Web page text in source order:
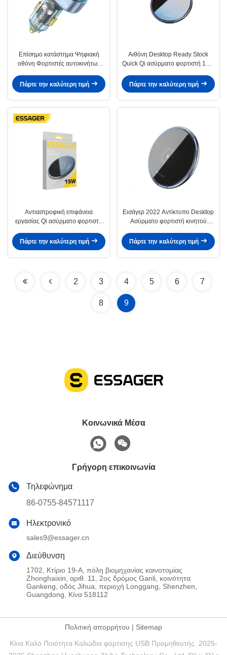
Επίσημο κατάστημα Ψηφιακή
οθόνη Φορτιστές αυτοκινήτων
USB-A
Πάρτε την καλύτερη τιμή
Αιθόνη Desktop Ready Stock
Quick Qi ασύρματο φορτιστή 15W
Πάρτε την καλύτερη τιμή
Αντιαστροφική επιφάνεια
εργασίας Qi ασύρματο φορτιστή
καλώδιο τύπου-C
Πάρτε την καλύτερη τιμή
Εισάγερ 2022 Αντίκτυπο Desktop
Ασύρματο φορτιστή κινητού
φορτιστή 10W
Πάρτε την καλύτερη τιμή
2 3 4 5 6 7
8 9
Κοινωνικά Μέσα
Γρήγορη επικοινωνία
Τηλεφώνημα
86-0755-84571117
Ηλεκτρονικό
sales9@essager.cn
Διεύθυνση
1702, Κτίριο 19-Α, πόλη βιομηχανίας καινοτομίας
Zhonghaixin, αριθ. 11, 2ος δρόμος Ganli, κοινότητα
Gankeng, οδός Jihua, περιοχή Longgang, Shenzhen,
Guangdong, Κίνα 518112
Πολιτική απορρήτου | Sitemap
Κίνα Καλό Ποιότητα Καλώδια φόρτισης USB Προμηθευτής. 2025-